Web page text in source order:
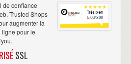
de confiance
Trusted Shops
augmenter la
ligne pour le
SSL